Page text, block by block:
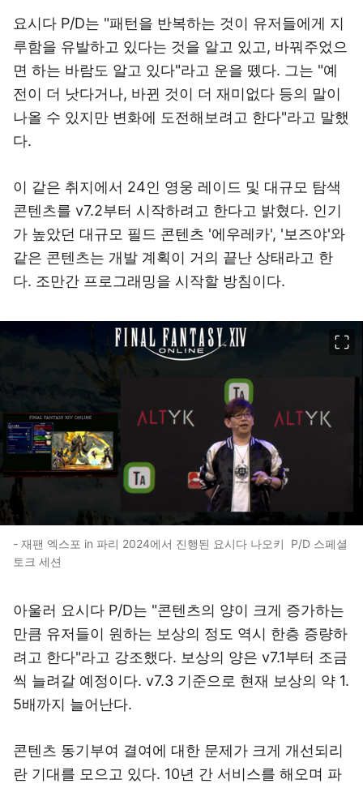
요시다 P/D는 "패턴을 반복하는 것이 유저들에게 지
루함을 유발하고 있다는 것을 알고 있고, 바꿔주었으
면 하는 바람도 알고 있다"라고 운을 뗐다. 그는 "예
전이 더 낫다거나, 바뀐 것이 더 재미없다 등의 말이
나올 수 있지만 변화에 도전해보려고 한다"라고 말했
다.
이 같은 취지에서 24인 영웅 레이드 및 대규모 탐색
콘텐츠를 v7.2부터 시작하려고 한다고 밝혔다. 인기
가 높았던 대규모 필드 콘텐츠 '에우레카', '보즈야'와
같은 콘텐츠는 개발 계획이 거의 끝난 상태라고 한
다. 조만간 프로그래밍을 시작할 방침이다.
- 재팬 엑스포 in 파리 2024에서 진행된 요시다 나오키 P/D 스페셜
토크 세션
아울러 요시다 P/D는 "콘텐츠의 양이 크게 증가하는
만큼 유저들이 원하는 보상의 정도 역시 한층 증량하
려고 한다"라고 강조했다. 보상의 양은 v7.1부터 조금
씩 늘려갈 예정이다. v7.3 기준으로 현재 보상의 약 1.
5배까지 늘어난다.
콘텐츠 동기부여 결여에 대한 문제가 크게 개선되리
란 기대를 모으고 있다. 10년 간 서비스를 해오며 파